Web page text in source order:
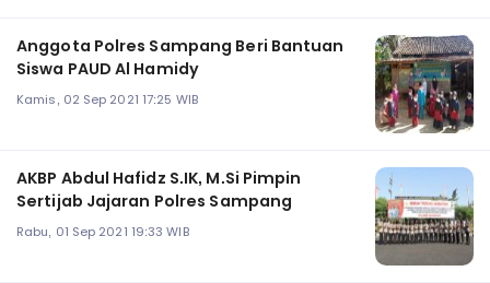
Anggota Polres Sampang Beri Bantuan
Siswa PAUD Al Hamidy
Kamis, 02 Sep 2021 17:25 WIB
AKBP Abdul Hafidz S.IK, M.Si Pimpin
Sertijab Jajaran Polres Sampang
Rabu, 01 Sep 2021 19:33 WIB